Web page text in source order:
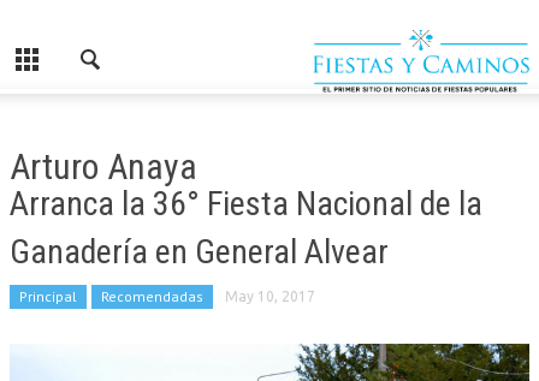
Arturo Anaya
Arranca la 36° Fiesta Nacional de la
Ganadería en General Alvear
Principal Recomendadas May 10, 2017